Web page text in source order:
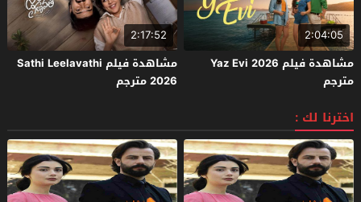
2:04:05
مشاهدة فيلم Yaz Evi 2026
مترجم
2:17:52
مشاهدة فيلم Sathi Leelavathi
2026 مترجم
اخترنا لك :